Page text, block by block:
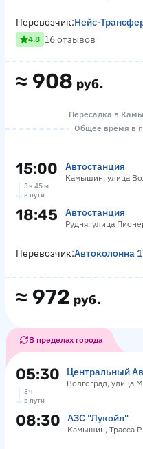
≈ 908 руб.
Перевозчик:Нейс-
4.8 16 отзывов
Пересадка в
Общее время в
15:00 Автостанция
Камышин, улица
3 ч 45 м
в пути
18:45 Автостанция
Рудня, улица
≈ 972 руб.
Перевозчик:Автоколонна
В пределах города
05:30 Центральный
Волгоград, улица
3 ч
в пути
08:30 АЗС "Лукойл"
Камышин, Трасса